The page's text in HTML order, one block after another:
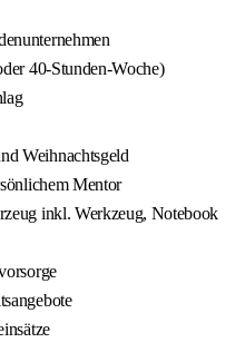
40-Stunden-Woche)
Weihnachtsgeld
Mentor
inkl. Werkzeug, Notebook